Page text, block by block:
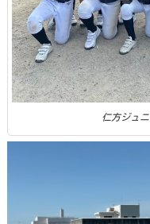
仁方ジュ